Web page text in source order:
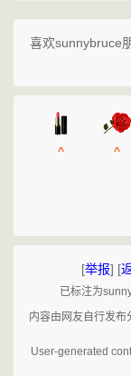
喜欢sunnybruce
^ ^
[举报] [
已标注为
内容由网友自行发
User-generated